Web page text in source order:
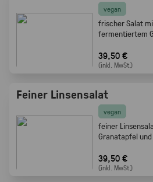
vegan
frischer Salat
fermentiertem
39,50 €
(inkl. MwSt.)
Feiner Linsensalat
vegan
feiner
Granatapfel
39,50 €
(inkl. MwSt.)